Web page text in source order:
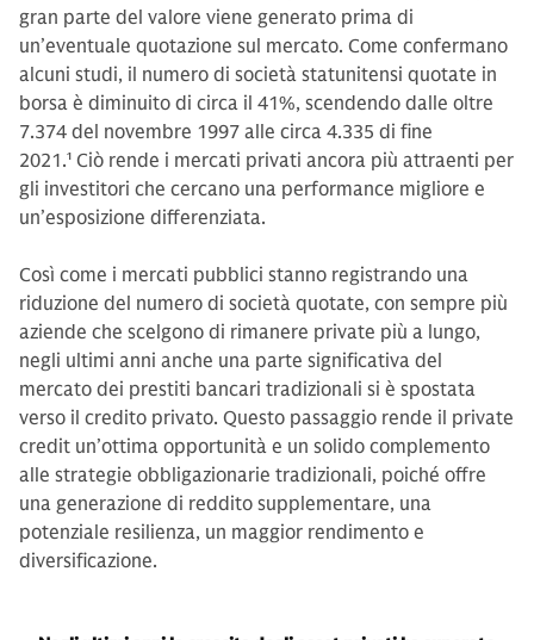
gran parte del valore viene generato prima di
un’eventuale quotazione sul mercato. Come confermano
alcuni studi, il numero di società statunitensi quotate in
borsa è diminuito di circa il 41%, scendendo dalle oltre
7.374 del novembre 1997 alle circa 4.335 di fine
2021.1 Ciò rende i mercati privati ancora più attraenti per
gli investitori che cercano una performance migliore e
un’esposizione differenziata.
Così come i mercati pubblici stanno registrando una
riduzione del numero di società quotate, con sempre più
aziende che scelgono di rimanere private più a lungo,
negli ultimi anni anche una parte significativa del
mercato dei prestiti bancari tradizionali si è spostata
verso il credito privato. Questo passaggio rende il private
credit un’ottima opportunità e un solido complemento
alle strategie obbligazionarie tradizionali, poiché offre
una generazione di reddito supplementare, una
potenziale resilienza, un maggior rendimento e
diversificazione.